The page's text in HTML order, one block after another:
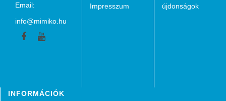
Email:
info@mimiko.hu
Facebook
Impresszum
újdonságok
INFORMÁCIÓK